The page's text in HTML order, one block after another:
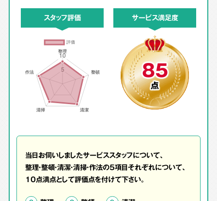
スタッフ評価 サービス満足度
85
点
当日お伺いしましたサービススタッフについて、
整理・整頓・清潔・清掃・作法の5項目それぞれについて、
10点満点として評価点を付けて下さい。